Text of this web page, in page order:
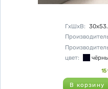
ГхШхВ:
цвет:
15